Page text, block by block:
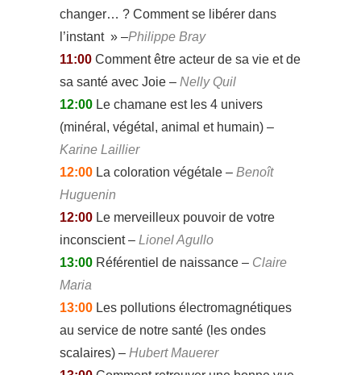
changer… ? Comment se libérer dans
l’instant » –Philippe Bray
11:00 Comment être acteur de sa vie et de
sa santé avec Joie – Nelly Quil
12:00 Le chamane est les 4 univers
(minéral, végétal, animal et humain) –
Karine Laillier
12:00 La coloration végétale – Benoît
Huguenin
12:00 Le merveilleux pouvoir de votre
inconscient – Lionel Agullo
13:00 Référentiel de naissance – Claire
Maria
13:00 Les pollutions électromagnétiques
au service de notre santé (les ondes
scalaires) – Hubert Mauerer